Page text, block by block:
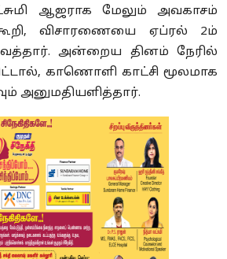
ஆஜராக மேலும் அவகாசம்
விசாரணையை ஏப்ரல் 2ம்
அன்றைய தினம் நேரில்
காணொளி காட்சி மூலமாக
அனுமதியளித்தார்.